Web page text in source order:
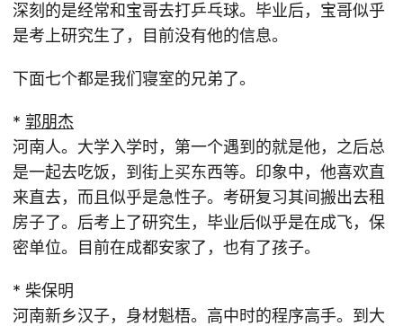
深刻的是经常和宝哥去打乒乓球。毕业后，宝哥似乎
是考上研究生了，目前没有他的信息。
下面七个都是我们寝室的兄弟了。
* 郭朋杰
河南人。大学入学时，第一个遇到的就是他，之后总
是一起去吃饭，到街上买东西等。印象中，他喜欢直
来直去，而且似乎是急性子。考研复习其间搬出去租
房子了。后考上了研究生，毕业后似乎是在成飞，保
密单位。目前在成都安家了，也有了孩子。
* 柴保明
河南新乡汉子，身材魁梧。高中时的程序高手。到大